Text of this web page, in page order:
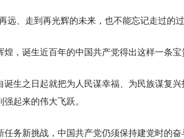
、走到再光辉的未来，也不能忘记走过的
诞生近百年的中国共产党得出这样一条宝
之日起就把为人民谋幸福、为民族谋复兴
起来的伟大飞跃。
新挑战，中国共产党仍须保持建党时的奋